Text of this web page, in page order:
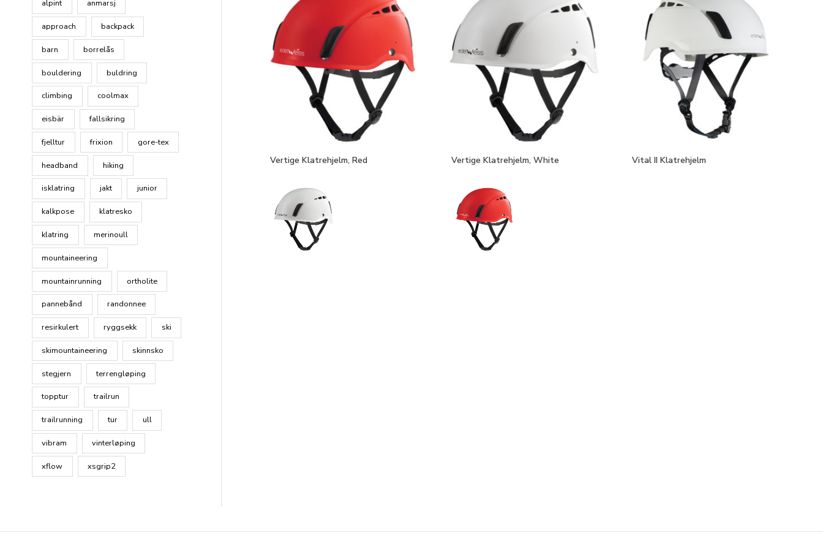
alpint anmarsj
approach backpack
barn borrelås
bouldering buldring
climbing coolmax
eisbär fallsikring
fjelltur frixion gore-tex
headband hiking
isklatring jakt junior
kalkpose klatresko
klatring merinoull
mountaineering
mountainrunning ortholite
pannebånd randonnee
resirkulert ryggsekk ski
skimountaineering skinnsko
stegjern terrengløping
topptur trailrun
trailrunning tur ull
vibram vinterløping
xflow xsgrip2
Vertige Klatrehjelm, Red Vertige Klatrehjelm, White Vital II Klatrehjelm